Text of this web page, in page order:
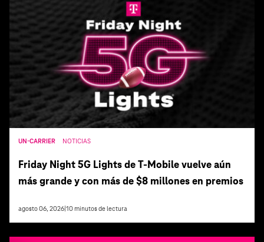
UN-CARRIER NOTICIAS
Friday Night 5G Lights de T‑Mobile vuelve aún
más grande y con más de $8 millones en premios
agosto 06, 2026 10 minutos de lectura